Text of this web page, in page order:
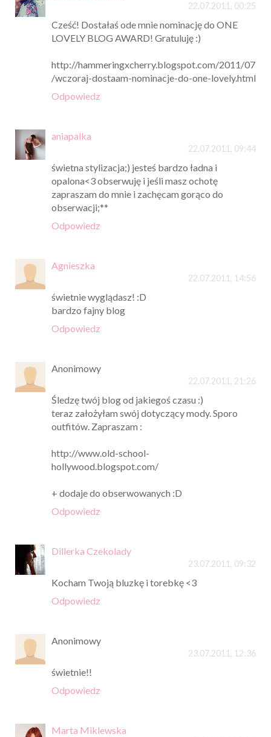
22.07.2011, 00:25
Cześć! Dostałaś ode mnie nominację do ONE
LOVELY BLOG AWARD! Gratuluję :)
http://hammeringxcherry.blogspot.com/2011/07
/wczoraj-dostaam-nominacje-do-one-lovely.html
Odpowiedz
aniapalka
22.07.2011, 09:44
świetna stylizacja;) jesteś bardzo ładna i
opalona<3 obserwuję i jeśli masz ochotę
zapraszam do mnie i zachęcam gorąco do
obserwacji;**
Odpowiedz
Agnieszka
22.07.2011, 14:56
świetnie wyglądasz! :D
bardzo fajny blog
Odpowiedz
Anonimowy
22.07.2011, 21:26
Śledzę twój blog od jakiegoś czasu :)
teraz założyłam swój dotyczący mody. Sporo
outfitów. Zapraszam :
http://www.old-school-
hollywood.blogspot.com/
+ dodaje do obserwowanych :D
Odpowiedz
Dillerka Czekolady
23.07.2011, 09:32
Kocham Twoją bluzkę i torebkę <3
Odpowiedz
Anonimowy
23.07.2011, 12:36
świetnie!!
Odpowiedz
Marta Miklewska